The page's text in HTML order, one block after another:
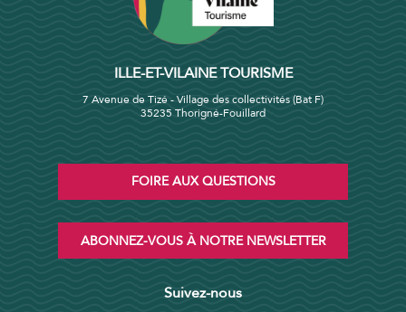
ILLE-ET-VILAINE TOURISME
7 Avenue de Tizé - Village des collectivités (Bat F)
35235 Thorigné-Fouillard
FOIRE AUX QUESTIONS
ABONNEZ-VOUS À NOTRE NEWSLETTER
Suivez-nous